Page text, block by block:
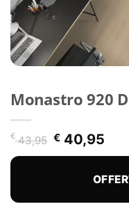
Monastro 920
€43,95
prijs
€ 43,95.
€40,95
€